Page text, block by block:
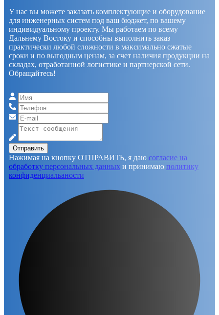
У нас вы можете заказать комплектующие и оборудование
для инженерных систем под ваш бюджет, по вашему
индивидуальному проекту. Мы работаем по всему
Дальнему Востоку и способны выполнить заказ
практически любой сложности в максимально сжатые
сроки и по выгодным ценам, за счет наличия продукции на
складах, отработанной логистике и партнерской сети.
Обращайтесь!
Отправить
Нажимая на кнопку ОТПРАВИТЬ, я даю согласие на
обработку персональных данных и принимаю политику
конфиденциальаности